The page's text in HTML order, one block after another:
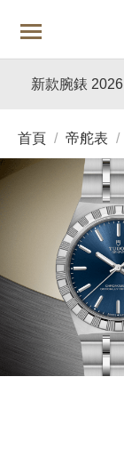
首頁 / 帝舵表 /
新款腕錶 2026